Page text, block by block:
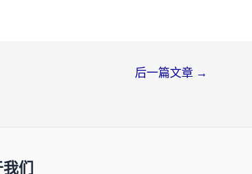
后一篇文章 →
们